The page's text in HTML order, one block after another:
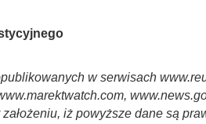
w serwisach
iż powyższe dane są